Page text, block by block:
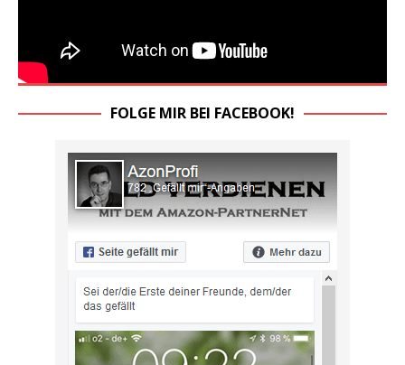
FOLGE MIR BEI FACEBOOK!